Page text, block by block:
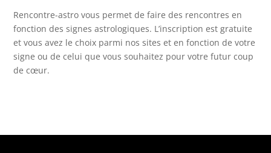
Rencontre-astro vous permet de faire des rencontres en
fonction des signes astrologiques. L’inscription est gratuite
et vous avez le choix parmi nos sites et en fonction de votre
signe ou de celui que vous souhaitez pour votre futur coup
de cœur.